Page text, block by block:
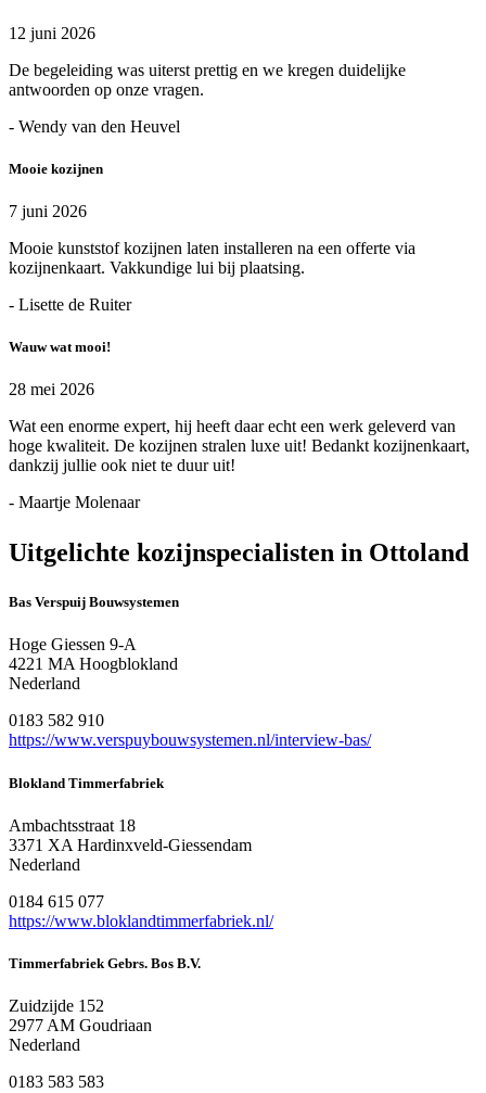
12 juni 2026
De begeleiding was uiterst prettig en we kregen duidelijke
antwoorden op onze vragen.
- Wendy van den Heuvel
Mooie kozijnen
7 juni 2026
Mooie kunststof kozijnen laten installeren na een offerte via
kozijnenkaart. Vakkundige lui bij plaatsing.
- Lisette de Ruiter
Wauw wat mooi!
28 mei 2026
Wat een enorme expert, hij heeft daar echt een werk geleverd van
hoge kwaliteit. De kozijnen stralen luxe uit! Bedankt kozijnenkaart,
dankzij jullie ook niet te duur uit!
- Maartje Molenaar
Uitgelichte kozijnspecialisten in Ottoland
Bas Verspuij Bouwsystemen
Hoge Giessen 9-A
4221 MA Hoogblokland
Nederland
0183 582 910
https://www.verspuybouwsystemen.nl/interview-bas/
Blokland Timmerfabriek
Ambachtsstraat 18
3371 XA Hardinxveld-Giessendam
Nederland
0184 615 077
https://www.bloklandtimmerfabriek.nl/
Timmerfabriek Gebrs. Bos B.V.
Zuidzijde 152
2977 AM Goudriaan
Nederland
0183 583 583